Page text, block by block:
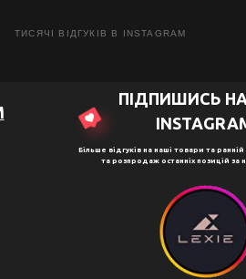
ТИСЯЧІ ВІДГУКІВ В INSTAGRAM
ПІДПИШИСЬ
Більше відгуків на наші товари та
та розпродаж останніх позицій за